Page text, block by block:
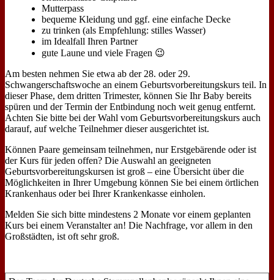
Mutterpass
bequeme Kleidung und ggf. eine einfache Decke
zu trinken (als Empfehlung: stilles Wasser)
im Idealfall Ihren Partner
gute Laune und viele Fragen 😉
Am besten nehmen Sie etwa ab der 28. oder 29.
Schwangerschaftswoche an einem Geburtsvorbereitungskurs teil. In
dieser Phase, dem dritten Trimester, können Sie Ihr Baby bereits
spüren und der Termin der Entbindung noch weit genug entfernt.
Achten Sie bitte bei der Wahl vom Geburtsvorbereitungskurs auch
darauf, auf welche Teilnehmer dieser ausgerichtet ist.
Können Paare gemeinsam teilnehmen, nur Erstgebärende oder ist
der Kurs für jeden offen? Die Auswahl an geeigneten
Geburtsvorbereitungskursen ist groß – eine Übersicht über die
Möglichkeiten in Ihrer Umgebung können Sie bei einem örtlichen
Krankenhaus oder bei Ihrer Krankenkasse einholen.
Melden Sie sich bitte mindestens 2 Monate vor einem geplanten
Kurs bei einem Veranstalter an! Die Nachfrage, vor allem in den
Großstädten, ist oft sehr groß.